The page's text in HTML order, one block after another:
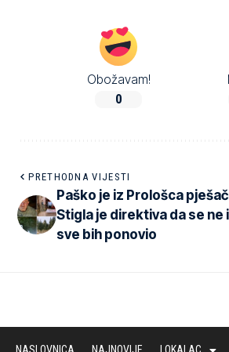
Obožavam!
0
PRETHODNA VIJESTI
Paško je iz Prološca
Stigla je direktiva da se ne
sve bih ponovio